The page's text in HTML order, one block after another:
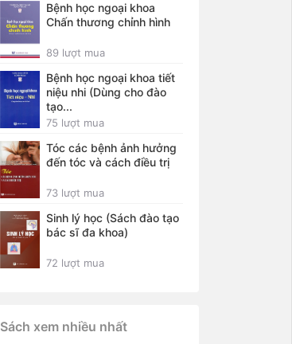
Bệnh học ngoại khoa
Chấn thương chỉnh hình
89 lượt mua
Bệnh học ngoại khoa tiết
niệu nhi (Dùng cho đào
tạo...
75 lượt mua
Tóc các bệnh ảnh hưởng
đến tóc và cách điều trị
73 lượt mua
Sinh lý học (Sách đào tạo
bác sĩ đa khoa)
72 lượt mua
Sách xem nhiều nhất